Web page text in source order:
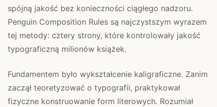
spójną jakość bez konieczności ciągłego nadzoru.
Penguin Composition Rules są najczystszym wyrazem
tej metody: cztery strony, które kontrolowały jakość
typograficzną milionów książek.
Fundamentem było wykształcenie kaligraficzne. Zanim
zaczął teoretyzować o typografii, praktykował
fizyczne konstruowanie form literowych. Rozumiał